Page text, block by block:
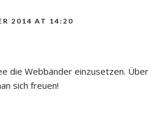
2014 AT 14:20
die Webbänder einzusetzen. Über
sich freuen!